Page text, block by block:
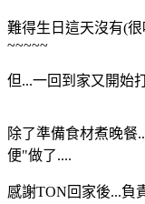
難得生日這天沒有(很
~~~~~
但...一回到家又開始
除了準備食材煮晚餐
便"做了....
感謝TON回家後...負